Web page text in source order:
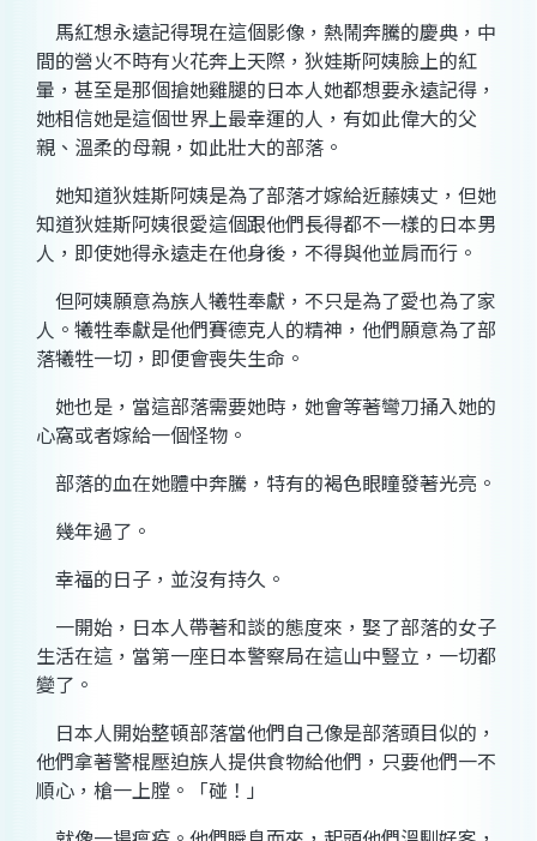
馬紅想永遠記得現在這個影像，熱鬧奔騰的慶典，中
間的營火不時有火花奔上天際，狄娃斯阿姨臉上的紅
暈，甚至是那個搶她雞腿的日本人她都想要永遠記得，
她相信她是這個世界上最幸運的人，有如此偉大的父
親、溫柔的母親，如此壯大的部落。
她知道狄娃斯阿姨是為了部落才嫁給近藤姨丈，但她
知道狄娃斯阿姨很愛這個跟他們長得都不一樣的日本男
人，即使她得永遠走在他身後，不得與他並肩而行。
但阿姨願意為族人犧牲奉獻，不只是為了愛也為了家
人。犧牲奉獻是他們賽德克人的精神，他們願意為了部
落犧牲一切，即便會喪失生命。
她也是，當這部落需要她時，她會等著彎刀捅入她的
心窩或者嫁給一個怪物。
部落的血在她體中奔騰，特有的褐色眼瞳發著光亮。
幾年過了。
幸福的日子，並沒有持久。
一開始，日本人帶著和談的態度來，娶了部落的女子
生活在這，當第一座日本警察局在這山中豎立，一切都
變了。
日本人開始整頓部落當他們自己像是部落頭目似的，
他們拿著警棍壓迫族人提供食物給他們，只要他們一不
順心，槍一上膛。「碰！」